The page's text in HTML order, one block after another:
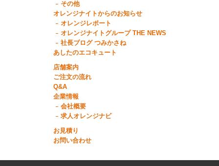
その他
オレンジナイトからのお知らせ
オレンジレポート
オレンジナイトグループ THE NEWS
社長ブログ つみかさね
あしたのエコキュート
店舗案内
ご注文の流れ
Q&A
企業情報
会社概要
求人オレンジナビ
お見積り
お問い合わせ